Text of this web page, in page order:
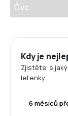
Čvc
Kdy je
Zjistěte, s
letenky.
6 měsíců